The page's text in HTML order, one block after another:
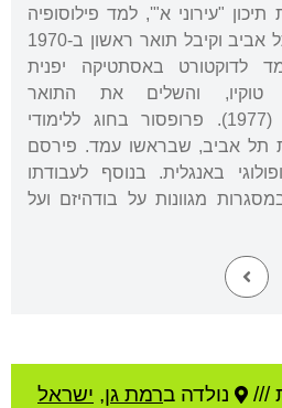
"עירוני א"', למד פילוסופיה
ותיאטרון באוניברסיטת תל אביב וקיבל תואר ראשון ב-1970
שני ב-1972. למד לדוקטורט באסתטיקה יפנית
טוקיו, והשלים את התואר
באוניברסיטת תל אביב (1977). פרופסור בחוג ללימודי
תל אביב, שבראשו עמד. פירסם
באנגלית. בנוסף לעבודתו
מגוונות על בודהיזם ועל
/// נולדה ברמת גן, ישראל